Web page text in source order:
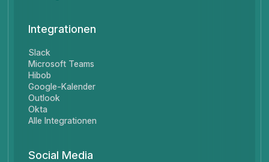
Social Media
Integrationen
Slack
Microsoft Teams
Hibob
Google-Kalender
Outlook
Okta
Alle Integrationen